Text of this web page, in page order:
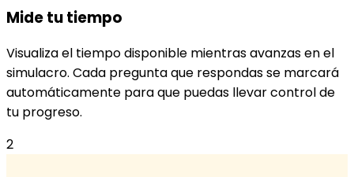
Mide tu tiempo
Visualiza el tiempo disponible mientras avanzas en el
simulacro. Cada pregunta que respondas se marcará
automáticamente para que puedas llevar control de
tu progreso.
2